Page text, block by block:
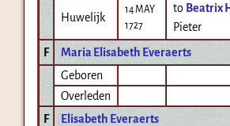
Huwelijk
14 MAY
1727
to Beatrix
Pieter
F
Maria Elisabeth Everaerts
Geboren
Overleden
F
Elisabeth Everaerts